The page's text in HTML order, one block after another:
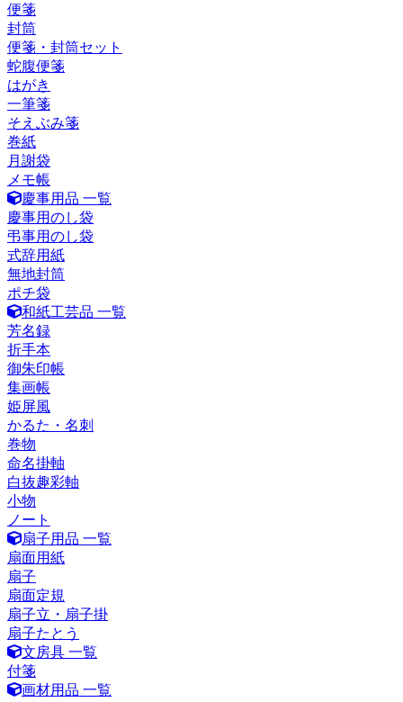
便箋
封筒
便箋・封筒セット
蛇腹便箋
はがき
一筆箋
そえぶみ箋
巻紙
月謝袋
メモ帳
慶事用品 一覧
慶事用のし袋
弔事用のし袋
式辞用紙
無地封筒
ポチ袋
和紙工芸品 一覧
芳名録
折手本
御朱印帳
集画帳
姫屏風
かるた・名刺
巻物
命名掛軸
白抜趣彩軸
小物
ノート
扇子用品 一覧
扇面用紙
扇子
扇面定規
扇子立・扇子掛
扇子たとう
文房具 一覧
付箋
画材用品 一覧